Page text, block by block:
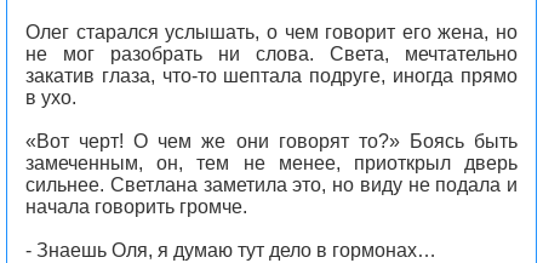
Олег старался услышать, о чем говорит его жена, но
не мог разобрать ни слова. Света, мечтательно
закатив глаза, что-то шептала подруге, иногда прямо
в ухо.
«Вот черт! О чем же они говорят то?» Боясь быть
замеченным, он, тем не менее, приоткрыл дверь
сильнее. Светлана заметила это, но виду не подала и
начала говорить громче.
- Знаешь Оля, я думаю тут дело в гормонах…